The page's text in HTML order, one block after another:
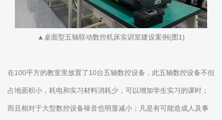
▲桌面型五轴联动数控机床实训室建设案例(图1)
在100平方的教室里放置了10台五轴数控设备，此五轴数控设备不但
占地面积小，耗电和实习材料消耗少，可以增加学生实习的课时；
而且相对于大型数控设备噪音也明显减小；凡是有可能造成人及事